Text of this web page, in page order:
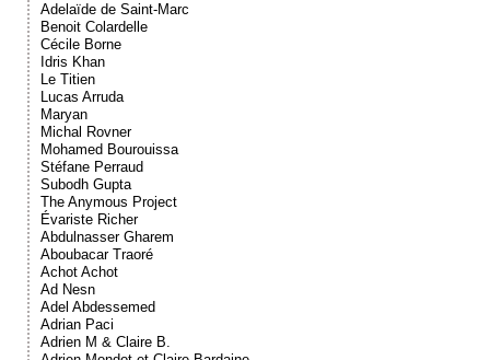
Adelaïde de Saint-Marc
Benoit Colardelle
Cécile Borne
Idris Khan
Le Titien
Lucas Arruda
Maryan
Michal Rovner
Mohamed Bourouissa
Stéfane Perraud
Subodh Gupta
The Anymous Project
Évariste Richer
Abdulnasser Gharem
Aboubacar Traoré
Achot Achot
Ad Nesn
Adel Abdessemed
Adrian Paci
Adrien M & Claire B.